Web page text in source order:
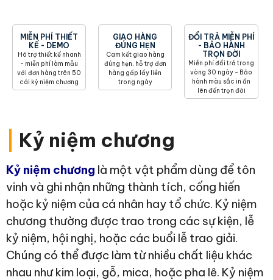
MIỄN PHÍ THIẾT
KẾ - DEMO
Hõ trợ thiết kế nhanh
- miễn phí làm mẫu
với đơn hàng trên 50
cái kỷ niệm chương
GIAO HÀNG
ĐÚNG HẸN
Cam kết giao hàng
đúng hẹn, hỗ trợ đơn
hàng gấp lấy liền
trong ngày
ĐỔI TRẢ MIỄN PHÍ
- BẢO HÀNH
TRỌN ĐỜI
Miễn phí đổi trả trong
vòng 30 ngày - Bảo
hành màu sắc in ấn
lên đến trọn đời
Kỷ niệm chương
Kỷ niệm chương là một vật phẩm dùng để tôn
vinh và ghi nhận những thành tích, cống hiến
hoặc kỷ niệm của cá nhân hay tổ chức. Kỷ niệm
chương thường được trao trong các sự kiện, lễ
kỷ niệm, hội nghị, hoặc các buổi lễ trao giải.
Chúng có thể được làm từ nhiều chất liệu khác
nhau như kim loại, gỗ, mica, hoặc pha lê. Kỷ niệm